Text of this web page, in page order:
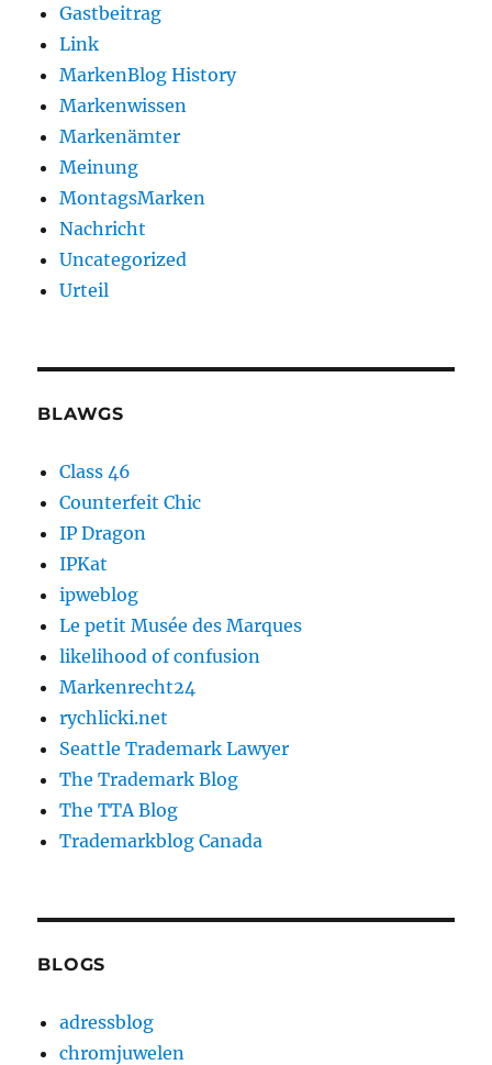
Gastbeitrag
Link
MarkenBlog History
Markenwissen
Markenämter
Meinung
MontagsMarken
Nachricht
Uncategorized
Urteil
BLAWGS
Class 46
Counterfeit Chic
IP Dragon
IPKat
ipweblog
Le petit Musée des Marques
likelihood of confusion
Markenrecht24
rychlicki.net
Seattle Trademark Lawyer
The Trademark Blog
The TTA Blog
Trademarkblog Canada
BLOGS
adressblog
chromjuwelen